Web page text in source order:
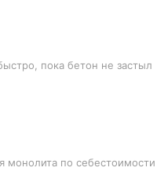
пока бетон не застыл
монолита по себестоимости